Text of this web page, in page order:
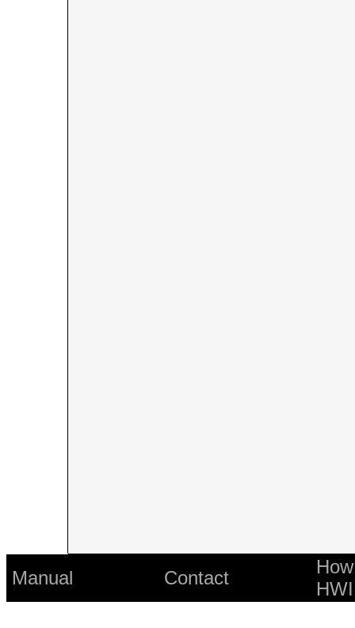
Manual Contact